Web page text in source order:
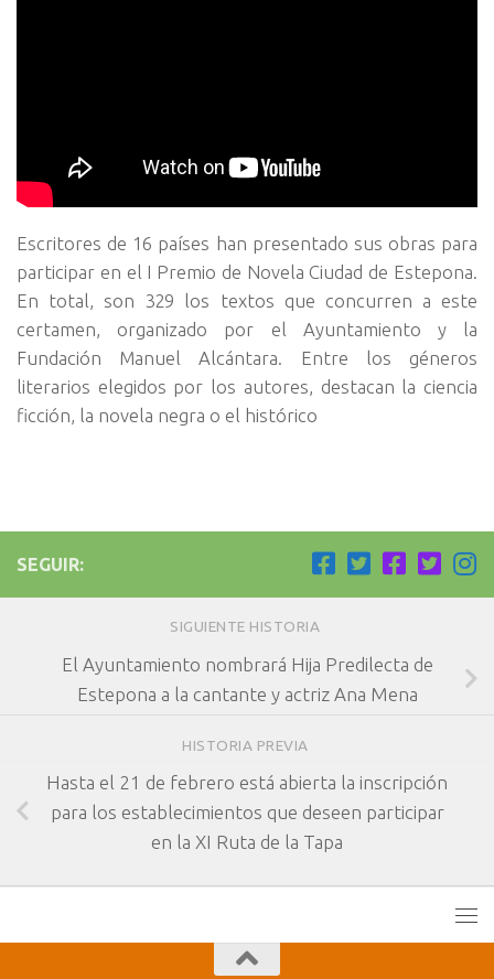
Escritores de 16 países han presentado sus obras para
participar en el I Premio de Novela Ciudad de Estepona.
En total, son 329 los textos que concurren a este
certamen, organizado por el Ayuntamiento y la
Fundación Manuel Alcántara. Entre los géneros
literarios elegidos por los autores, destacan la ciencia
ficción, la novela negra o el histórico
SEGUIR:
SIGUIENTE HISTORIA
El Ayuntamiento nombrará Hija Predilecta de
Estepona a la cantante y actriz Ana Mena
HISTORIA PREVIA
Hasta el 21 de febrero está abierta la inscripción
para los establecimientos que deseen participar
en la XI Ruta de la Tapa